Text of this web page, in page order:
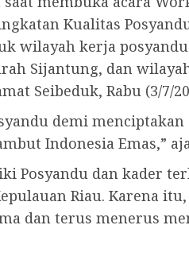
Kualitas
wilayah kerja posyandu
Sijantung, dan
Seibeduk, Rabu (3/7/
demi menciptakan
Indonesia Emas,”
Posyandu dan kader
Riau. Karena
dan terus menerus